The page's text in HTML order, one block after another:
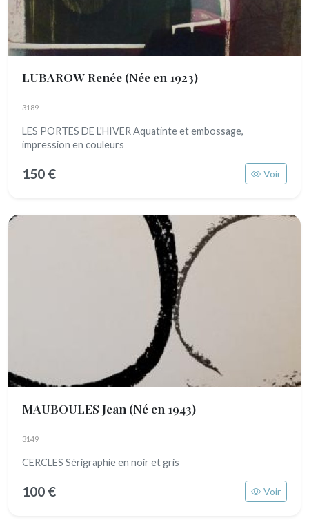
LUBAROW Renée (Née en 1923)
3189
LES PORTES DE L'HIVER Aquatinte et embossage,
impression en couleurs
150 € Voir
MAUBOULES Jean (Né en 1943)
3149
CERCLES Sérigraphie en noir et gris
100 € Voir